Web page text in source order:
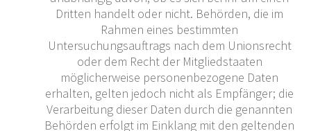
Dritten handelt oder nicht. Behörden, die im
Rahmen eines bestimmten
Untersuchungsauftrags nach dem Unionsrecht
oder dem Recht der Mitgliedstaaten
möglicherweise personenbezogene Daten
erhalten, gelten jedoch nicht als Empfänger; die
Verarbeitung dieser Daten durch die genannten
Behörden erfolgt im Einklang mit den geltenden